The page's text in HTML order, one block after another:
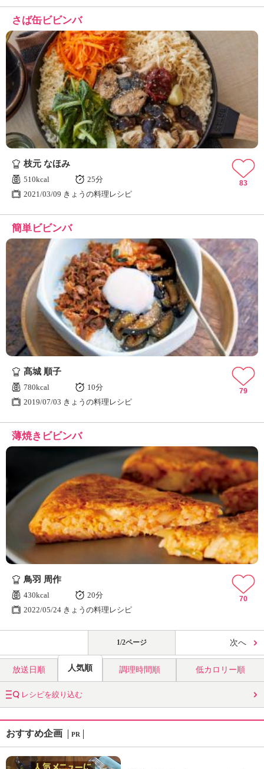
さば缶ビビンバ
枝元 なほみ
510kcal
25分
2021/03/09 きょうの料理レシピ
83
簡単ビビンバ
髙城 順子
780kcal
10分
2019/07/03 きょうの料理レシピ
79
薄焼きビビンバ
鳥羽 周作
430kcal
20分
2022/05/24 きょうの料理レシピ
70
1/2ページ 次へ
放送日順 人気順 調理時間順 低カロリー順
レシピを絞り込む
おすすめ企画 PR